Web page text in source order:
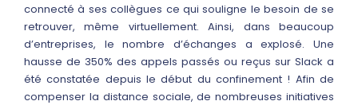
connecté à ses collègues ce qui souligne le besoin de se
retrouver, même virtuellement. Ainsi, dans beaucoup
d’entreprises, le nombre d’échanges a explosé. Une
hausse de 350% des appels passés ou reçus sur Slack a
été constatée depuis le début du confinement ! Afin de
compenser la distance sociale, de nombreuses initiatives